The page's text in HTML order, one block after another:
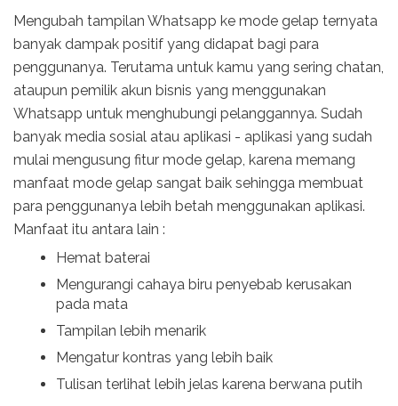
Mengubah tampilan Whatsapp ke mode gelap ternyata
banyak dampak positif yang didapat bagi para
penggunanya. Terutama untuk kamu yang sering chatan,
ataupun pemilik akun bisnis yang menggunakan
Whatsapp untuk menghubungi pelanggannya. Sudah
banyak media sosial atau aplikasi - aplikasi yang sudah
mulai mengusung fitur mode gelap, karena memang
manfaat mode gelap sangat baik sehingga membuat
para penggunanya lebih betah menggunakan aplikasi.
Manfaat itu antara lain :
Hemat baterai
Mengurangi cahaya biru penyebab kerusakan
pada mata
Tampilan lebih menarik
Mengatur kontras yang lebih baik
Tulisan terlihat lebih jelas karena berwana putih